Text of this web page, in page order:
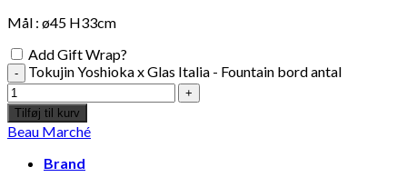
Mål : ø45 H33cm
Add Gift Wrap?
Tokujin Yoshioka x Glas Italia - Fountain bord antal
Tilføj til kurv
Beau Marché
Brand